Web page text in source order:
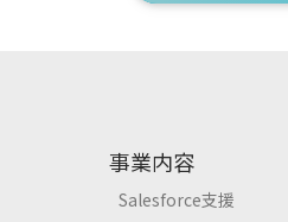
事業内容
Salesforce支援